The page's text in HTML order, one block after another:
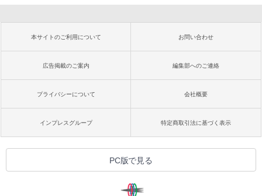
本サイトのご利用について お問い合わせ
広告掲載のご案内 編集部へのご連絡
プライバシーについて 会社概要
インプレスグループ 特定商取引法に基づく表示
PC版で見る